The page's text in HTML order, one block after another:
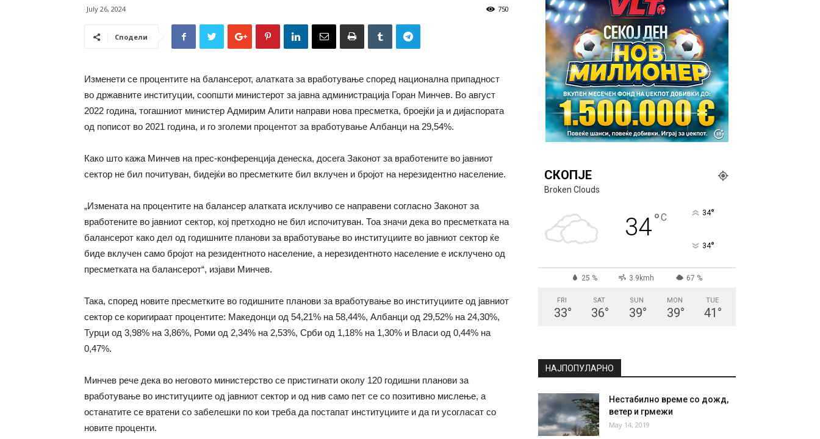
July 26, 2024 750
Сподели
Изменети се процентите на балансерот, алатката за вработување според национална припадност
во државните институции, соопшти министерот за јавна администрација Горан Минчев. Во август
2022 година, тогашниот министер Адмирим Алити направи нова пресметка, броејќи ја и дијаспората
од пописот во 2021 година, и го зголеми процентот за вработување Албанци на 29,54%.
Како што кажа Минчев на прес-конференција денеска, досега Законот за вработените во јавниот
сектор не бил почитуван, бидејќи во пресметките бил вклучен и бројот на нерезидентно население.
„Измената на процентите на балансер алатката исклучиво се направени согласно Законот за
вработените во јавниот сектор, кој претходно не бил испочитуван. Тоа значи дека во пресметката на
балансерот како дел од годишните планови за вработување во институциите во јавниот сектор ќе
биде вклучен само бројот на резидентното население, а нерезидентното население е исклучено од
пресметката на балансерот“, изјави Минчев.
Така, според новите пресметките во годишните планови за вработување во институциите од јавниот
сектор се коригираат процентите: Македонци од 54,21% на 58,44%, Албанци од 29,52% на 24,30%,
Турци од 3,98% на 3,86%, Роми од 2,34% на 2,53%, Срби од 1,18% на 1,30% и Власи од 0,44% на
0,47%.
Минчев рече дека во неговото министерство се пристигнати околу 120 годишни планови за
вработување во институциите од јавниот сектор и од нив само пет се со позитивно мислење, а
останатите се вратени со забелешки по кои треба да постапат институциите и да ги усогласат со
новите проценти.
СКОПЈЕ
34
25 % 3.9kmh